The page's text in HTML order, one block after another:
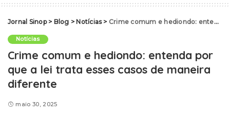
Jornal Sinop> Blog > Notícias> Crime comum e hediondo: entenda por que a lei trata esses casos de maneira diferente
Notícias
Crime comum e hediondo: entenda por
que a lei trata esses casos de maneira
diferente
maio 30, 2025